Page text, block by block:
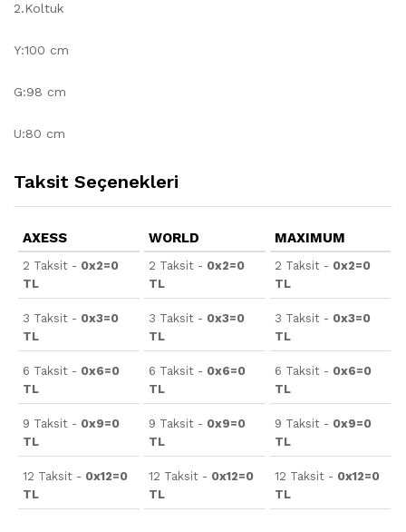
2.Koltuk
Y:100 cm
G:98 cm
U:80 cm
Taksit Seçenekleri
AXESS
2 Taksit - 0x2=0
TL
3 Taksit - 0x3=0
TL
6 Taksit - 0x6=0
TL
9 Taksit - 0x9=0
TL
12 Taksit - 0x12=0
TL
WORLD
2 Taksit - 0x2=0
TL
3 Taksit - 0x3=0
TL
6 Taksit - 0x6=0
TL
9 Taksit - 0x9=0
TL
12 Taksit - 0x12=0
TL
MAXIMUM
2 Taksit - 0x2=0
TL
3 Taksit - 0x3=0
TL
6 Taksit - 0x6=0
TL
9 Taksit - 0x9=0
TL
12 Taksit - 0x12=0
TL